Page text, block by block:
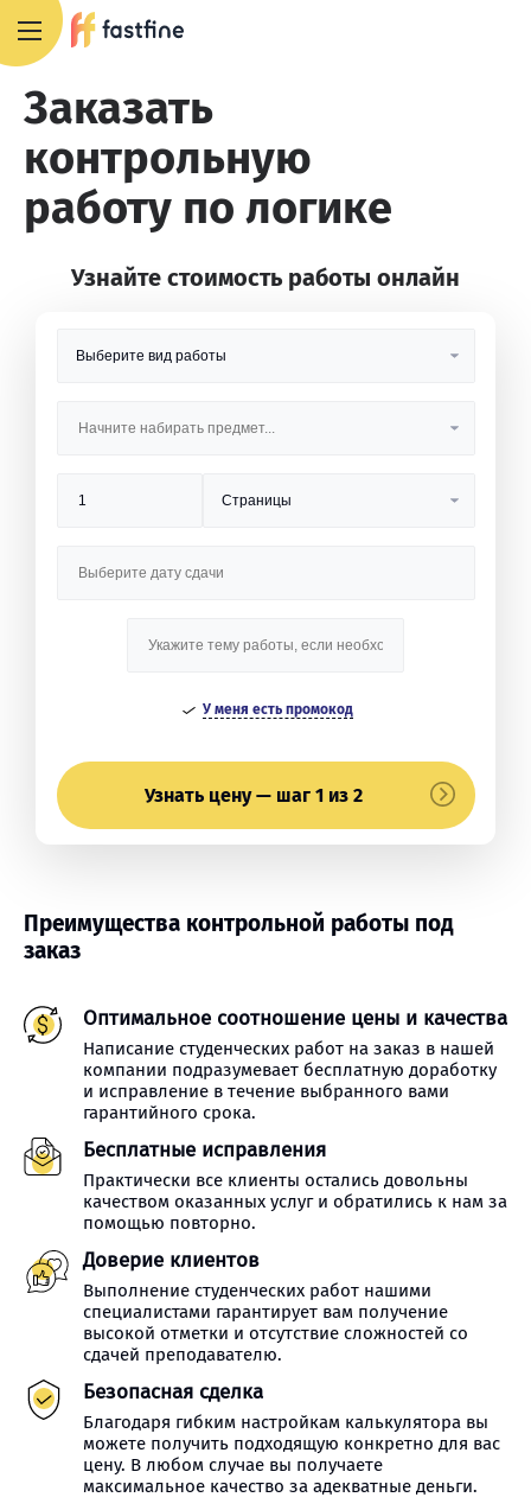
Заказать
контрольную
работу по логике
Узнайте стоимость работы онлайн
У меня есть промокод
Узнать цену — шаг 1 из 2
Преимущества контрольной работы под
заказ
Оптимальное соотношение цены и качества
Написание студенческих работ на заказ в нашей
компании подразумевает бесплатную доработку
и исправление в течение выбранного вами
гарантийного срока.
Бесплатные исправления
Практически все клиенты остались довольны
качеством оказанных услуг и обратились к нам за
помощью повторно.
Доверие клиентов
Выполнение студенческих работ нашими
специалистами гарантирует вам получение
высокой отметки и отсутствие сложностей со
сдачей преподавателю.
Безопасная сделка
Благодаря гибким настройкам калькулятора вы
можете получить подходящую конкретно для вас
цену. В любом случае вы получаете
максимальное качество за адекватные деньги.